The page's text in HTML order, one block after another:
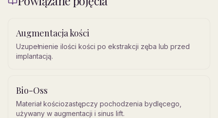
Augmentacja kości
Uzupełnienie ilości kości po ekstrakcji zęba lub przed
implantacją.
Bio-Oss
Materiał kościozastępczy pochodzenia bydlęcego,
używany w augmentacji i sinus lift.